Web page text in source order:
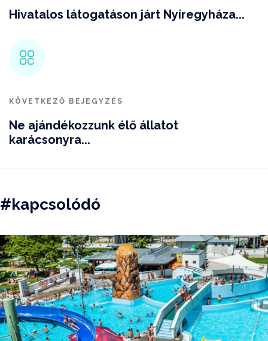
Hivatalos látogatáson járt Nyíregyháza...
KÖVETKEZŐ BEJEGYZÉS
Ne ajándékozzunk élő állatot
karácsonyra...
#kapcsolódó